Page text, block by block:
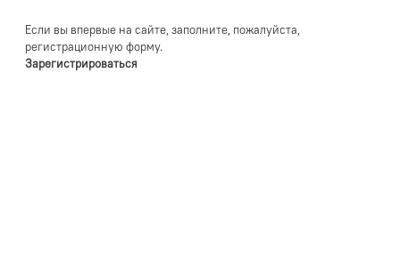
Если вы впервые на сайте, заполните, пожалуйста,
регистрационную форму.
Зарегистрироваться